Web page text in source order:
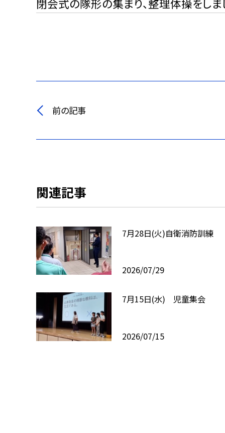
閉会式の隊形の集まり、整理体操をしま
前の記事
関連記事
7月28日(火)自衛消防訓練
2026/07/29
7月15日(水) 児童集会
2026/07/15